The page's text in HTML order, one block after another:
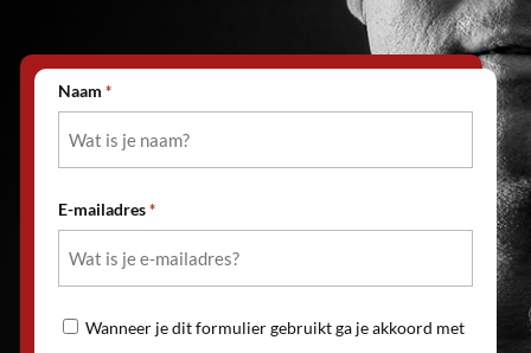
Naam *
E-mailadres *
PrivacyWanneer je dit formulier gebruikt ga je akkoord met